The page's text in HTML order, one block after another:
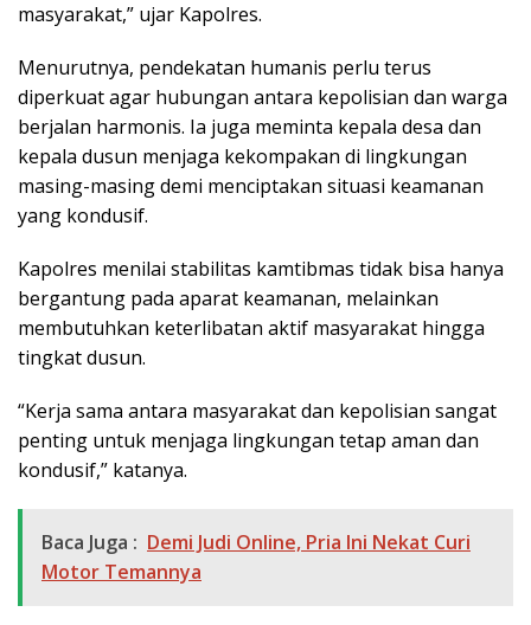
masyarakat,” ujar Kapolres.
Menurutnya, pendekatan humanis perlu terus
diperkuat agar hubungan antara kepolisian dan warga
berjalan harmonis. Ia juga meminta kepala desa dan
kepala dusun menjaga kekompakan di lingkungan
masing-masing demi menciptakan situasi keamanan
yang kondusif.
Kapolres menilai stabilitas kamtibmas tidak bisa hanya
bergantung pada aparat keamanan, melainkan
membutuhkan keterlibatan aktif masyarakat hingga
tingkat dusun.
“Kerja sama antara masyarakat dan kepolisian sangat
penting untuk menjaga lingkungan tetap aman dan
kondusif,” katanya.
Baca Juga : Demi Judi Online, Pria Ini Nekat Curi
Motor Temannya